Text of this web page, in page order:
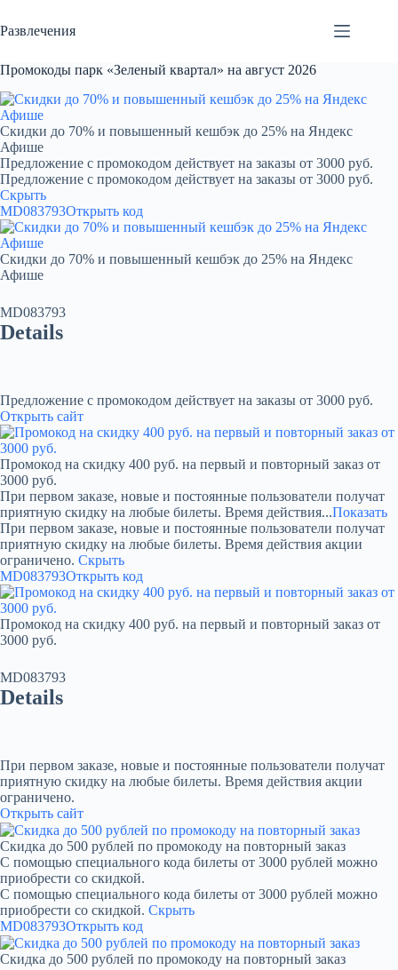
к
сути
Развлечения
Промокоды парк «Зеленый квартал» на август 2026
Скидки до 70% и повышенный кешбэк до 25% на Яндекс
Афише
Предложение с промокодом действует на заказы от 3000 руб.
Предложение с промокодом действует на заказы от 3000 руб.
Скрыть
MD083793Открыть код
Скидки до 70% и повышенный кешбэк до 25% на Яндекс
Афише
MD083793
Details
Предложение с промокодом действует на заказы от 3000 руб.
Открыть сайт
Промокод на скидку 400 руб. на первый и повторный заказ от
3000 руб.
При первом заказе, новые и постоянные пользователи получат
приятную скидку на любые билеты. Время действия...Показать
При первом заказе, новые и постоянные пользователи получат
приятную скидку на любые билеты. Время действия акции
ограничено. Скрыть
MD083793Открыть код
Промокод на скидку 400 руб. на первый и повторный заказ от
3000 руб.
MD083793
Details
При первом заказе, новые и постоянные пользователи получат
приятную скидку на любые билеты. Время действия акции
ограничено.
Открыть сайт
Скидка до 500 рублей по промокоду на повторный заказ
С помощью специального кода билеты от 3000 рублей можно
приобрести со скидкой.
С помощью специального кода билеты от 3000 рублей можно
приобрести со скидкой. Скрыть
MD083793Открыть код
Скидка до 500 рублей по промокоду на повторный заказ